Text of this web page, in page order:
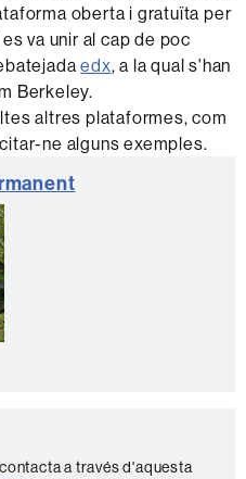
oberta i gratuïta per
va unir al cap de poc
edx, a la qual s'han
Berkeley.
altres plataformes, com
ne alguns exemples.
a través d'aquesta